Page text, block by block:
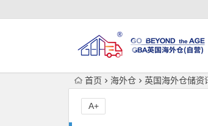
首页 海外仓 英国海外仓储资
A+